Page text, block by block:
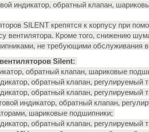
индикатор, обратный клапан,
SILENT крепятся к корпусу при
вентилятора. Кроме того, снижению
не требующими обслуживания в
Silent:
обратный клапан, шариковые
обратный клапан,
обратный клапан,
индикатор, обратный клапан,
шариковые подшипники;
обратный клапан,